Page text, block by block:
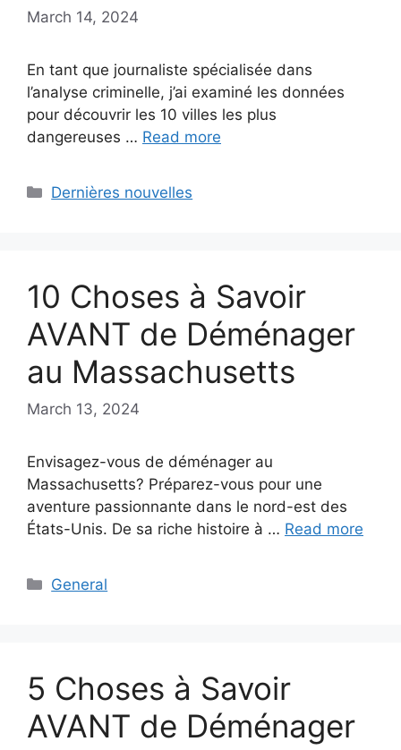
March 14, 2024
En tant que journaliste spécialisée dans
l’analyse criminelle, j’ai examiné les données
pour découvrir les 10 villes les plus
dangereuses … Read more
Categories
Dernières nouvelles
10 Choses à Savoir
AVANT de Déménager
au Massachusetts
March 13, 2024
Envisagez-vous de déménager au
Massachusetts? Préparez-vous pour une
aventure passionnante dans le nord-est des
États-Unis. De sa riche histoire à … Read more
Categories
General
5 Choses à Savoir
AVANT de Déménager